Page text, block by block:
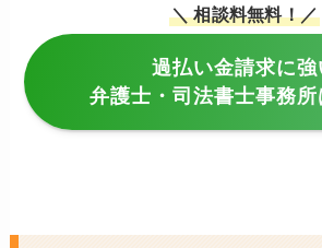
＼ 相談料無料！／
過払い金請求に強
弁護士・司法書士事務所